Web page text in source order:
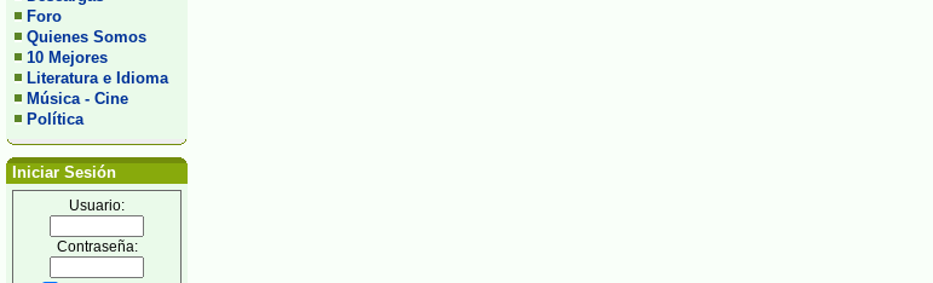
Foro
Quienes Somos
10 Mejores
Literatura e Idioma
Música - Cine
Política
Iniciar Sesión
Usuario:
Contraseña: